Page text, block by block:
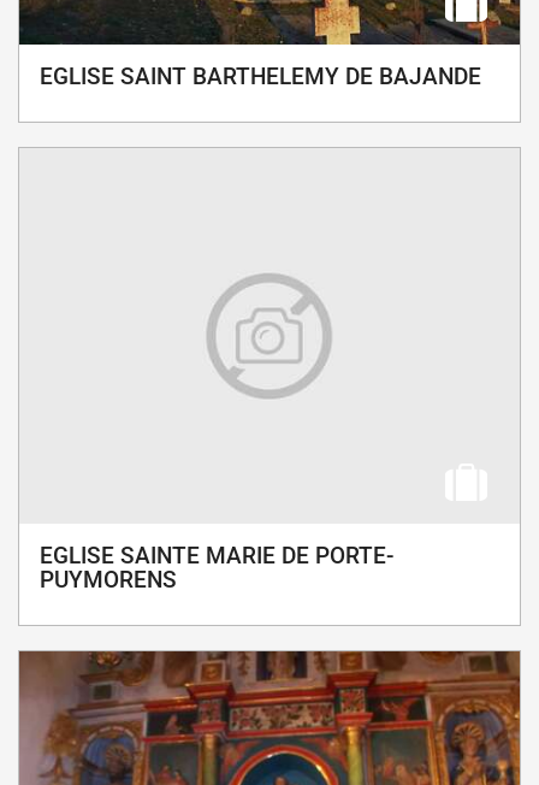
EGLISE SAINT BARTHELEMY DE BAJANDE
EGLISE SAINTE MARIE DE PORTE-
PUYMORENS